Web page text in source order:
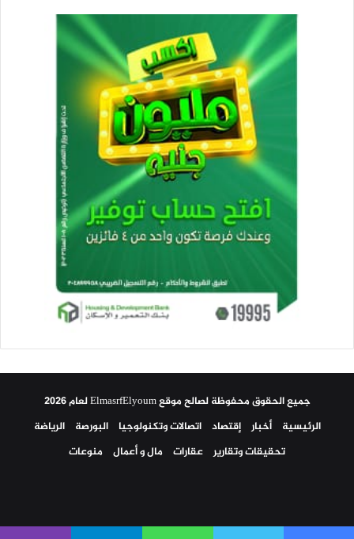
جميع الحقوق محفوظة لصالح موقع ElmasrfElyoum لعام 2026
الرئيسية
أخبار إقتصاد اتصالات وتكنولوجيا البورصة
الرياضة
تحقيقات وتقارير عقارات مال و أعمال منوعات